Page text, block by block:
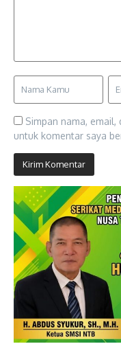
Simpan nama,
untuk komentar saya